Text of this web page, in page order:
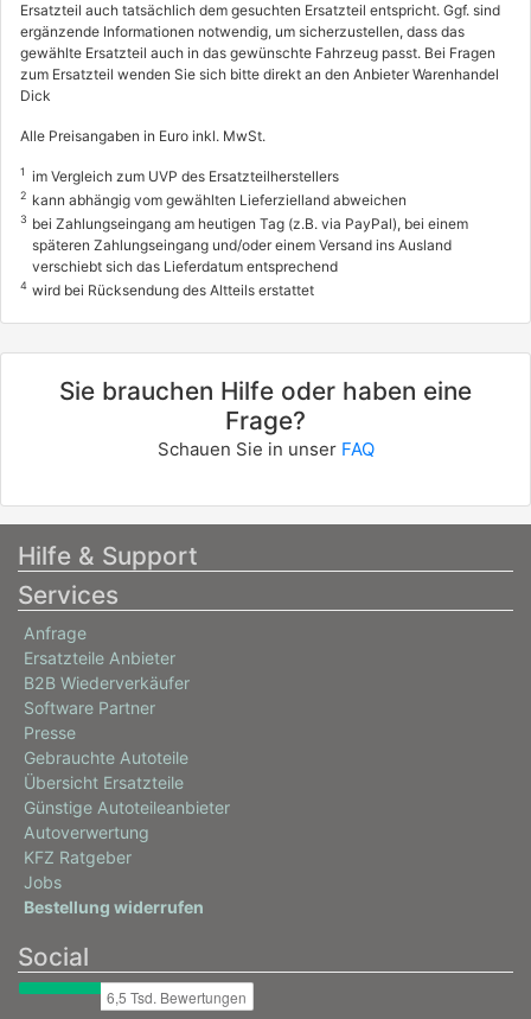
Ersatzteil auch tatsächlich dem gesuchten Ersatzteil entspricht. Ggf. sind
ergänzende Informationen notwendig, um sicherzustellen, dass das
gewählte Ersatzteil auch in das gewünschte Fahrzeug passt. Bei Fragen
zum Ersatzteil wenden Sie sich bitte direkt an den Anbieter Warenhandel
Dick
Alle Preisangaben in Euro inkl. MwSt.
1 im Vergleich zum UVP des Ersatzteilherstellers
2 kann abhängig vom gewählten Lieferzielland abweichen
3 bei Zahlungseingang am heutigen Tag (z.B. via PayPal), bei einem
späteren Zahlungseingang und/oder einem Versand ins Ausland
verschiebt sich das Lieferdatum entsprechend
4 wird bei Rücksendung des Altteils erstattet
Sie brauchen Hilfe oder haben eine
Frage?
Schauen Sie in unser FAQ
Hilfe & Support
Services
Anfrage
Ersatzteile Anbieter
B2B Wiederverkäufer
Software Partner
Presse
Gebrauchte Autoteile
Übersicht Ersatzteile
Günstige Autoteileanbieter
Autoverwertung
KFZ Ratgeber
Jobs
Bestellung widerrufen
Social